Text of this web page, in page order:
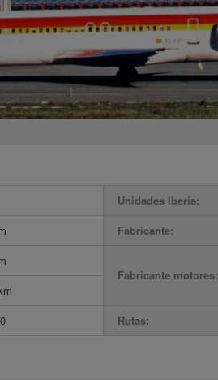
Unidades Iberia:
Fabricante:
Fabricante motores:
Rutas: